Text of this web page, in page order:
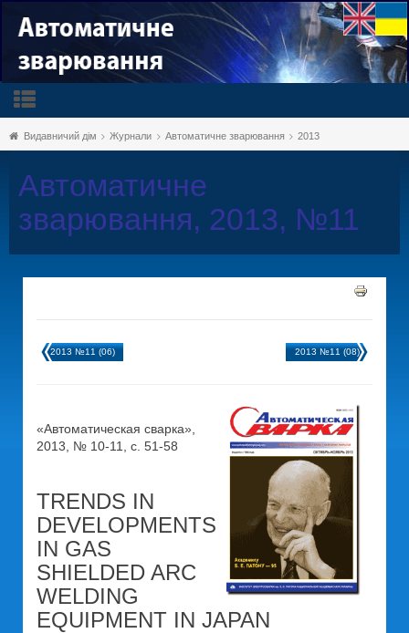
Видавничий дім Журнали Автоматичне зварювання 2013
Автоматичне
зварювання, 2013, №11
2013 №11 (06) 2013 №11 (08)
«Автоматическая сварка»,
2013, № 10-11, с. 51-58
TRENDS IN
DEVELOPMENTS
IN GAS
SHIELDED ARC
WELDING
EQUIPMENT IN JAPAN